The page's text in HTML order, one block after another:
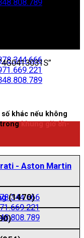
khác nếu không
trongkhung giờ 8h-
- Aston Martin
(1470)